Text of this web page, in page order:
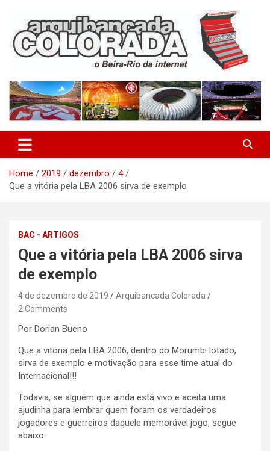
content
Arquibancada Colorada
Home 2019 dezembro
4
Que a vitória pela LBA 2006 sirva de exemplo
BAC - ARTIGOS
Que a vitória pela LBA 2006 sirva
de exemplo
4 de dezembro de 2019
Arquibancada Colorada
2 Comments
Por Dorian Bueno
Que a vitória pela LBA 2006, dentro do Morumbi lotado,
sirva de exemplo e motivação para esse time atual do
Internacional!!!
Todavia, se alguém que ainda está vivo e aceita uma
ajudinha para lembrar quem foram os verdadeiros
jogadores e guerreiros daquele memorável jogo, segue
abaixo.